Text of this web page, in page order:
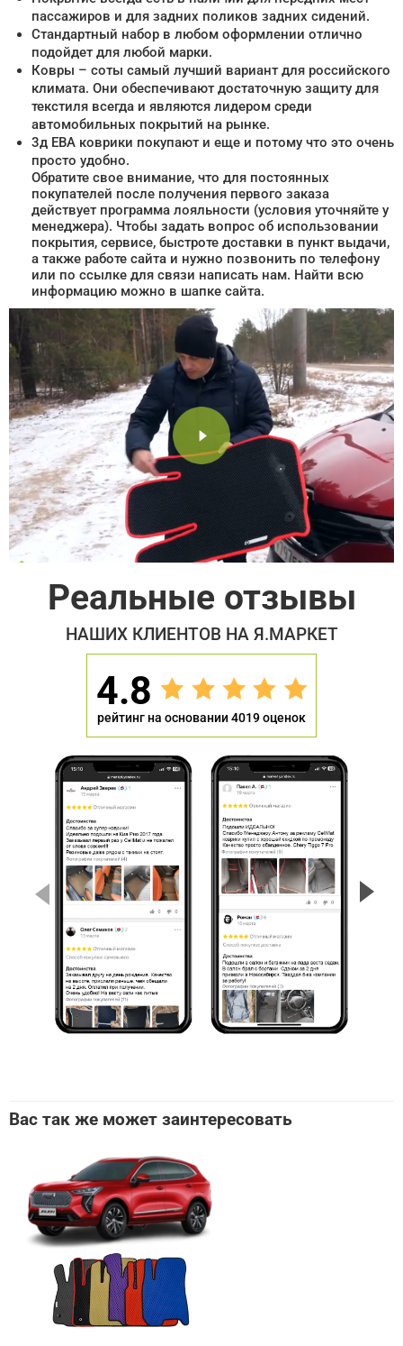
пассажиров и для задних поликов задних сидений.
Стандартный набор в любом оформлении отлично
подойдет для любой марки.
Ковры – соты самый лучший вариант для российского
климата. Они обеспечивают достаточную защиту для
текстиля всегда и являются лидером среди
автомобильных покрытий на рынке.
3д ЕВА коврики покупают и еще и потому что это очень
просто удобно.
Обратите свое внимание, что для постоянных
покупателей после получения первого заказа
действует программа лояльности (условия уточняйте у
менеджера). Чтобы задать вопрос об использовании
покрытия, сервисе, быстроте доставки в пункт выдачи,
а также работе сайта и нужно позвонить по телефону
или по ссылке для связи написать нам. Найти всю
информацию можно в шапке сайта.
Реальные отзывы
НАШИХ КЛИЕНТОВ НА Я.МАРКЕТ
4.8
рейтинг на основании 4019 оценок
Вас так же может заинтересовать